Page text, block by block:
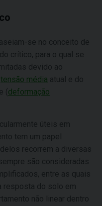
se no conceito de
crítico, para o qual se
devido ao
tensão média atual e do
( deformação
úteis em
tem um papel
recorrem a diversas
são consideradas
entre as quais
resposta do solo em
não linear dentro